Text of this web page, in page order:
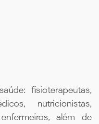
fisioterapeutas,
nutricionistas,
além de